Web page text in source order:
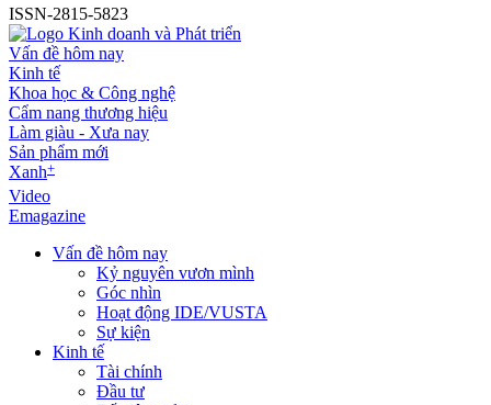
ISSN-2815-5823
Vấn đề hôm nay
Kinh tế
Khoa học & Công nghệ
Cẩm nang thương hiệu
Làm giàu - Xưa nay
Sản phẩm mới
Xanh+
Video
Emagazine
Vấn đề hôm nay
Kỷ nguyên vươn mình
Góc nhìn
Hoạt động IDE/VUSTA
Sự kiện
Kinh tế
Tài chính
Đầu tư